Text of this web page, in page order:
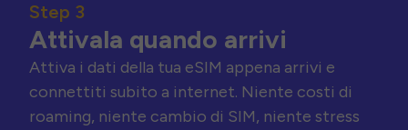
Step 3
Attivala quando arrivi
Attiva i dati della tua eSIM appena arrivi e
connettiti subito a internet. Niente costi di
roaming, niente cambio di SIM, niente stress